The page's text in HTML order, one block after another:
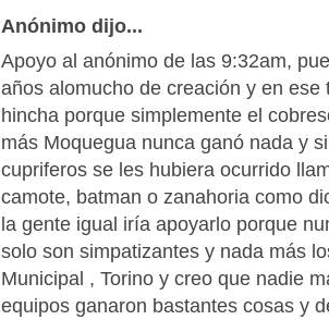
Anónimo dijo...
Apoyo al anónimo de las 9:32am,
años alomucho de creación y en
hincha porque simplemente el
más Moquegua nunca ganó nada y
cupriferos se les hubiera ocurrido
camote, batman o zanahoria como
la gente igual iría apoyarlo porque
solo son simpatizantes y nada más
Municipal , Torino y creo que nadie
equipos ganaron bastantes cosas y